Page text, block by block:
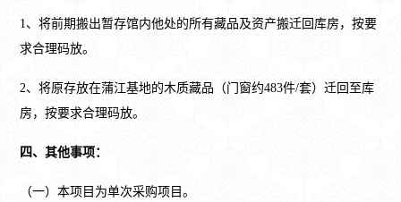
1、将前期搬出暂存馆内他处的所有藏品及资产搬迁回库房，按要
求合理码放。
2、将原存放在蒲江基地的木质藏品（门窗约483件/套）迁回至库
房，按要求合理码放。
四、其他事项：
（一）本项目为单次采购项目。